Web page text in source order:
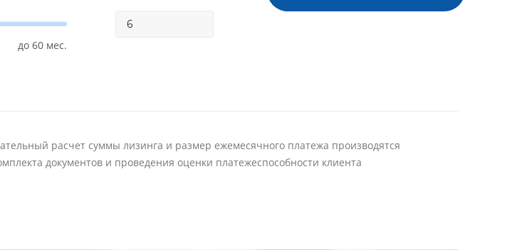
расчет суммы лизинга и размер ежемесячного платежа производятся
документов и проведения оценки платежеспособности клиента